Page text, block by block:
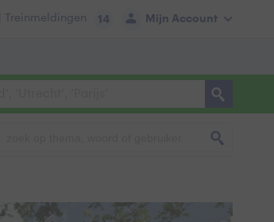
Mijn Account
| Treinmeldingen 14